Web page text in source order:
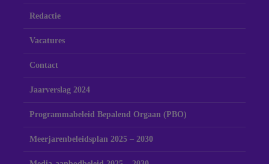
Redactie
Vacatures
Contact
Jaarverslag 2024
Programmabeleid Bepalend Orgaan (PBO)
Meerjarenbeleidsplan 2025 – 2030